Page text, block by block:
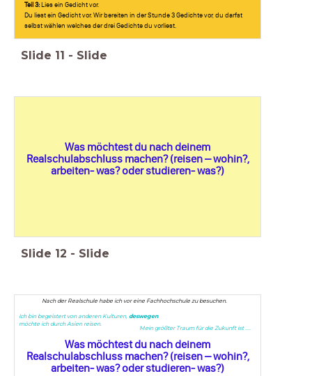
Teil 3:Lies ein Gedicht vor.
Du liest ein Gedicht vor. Wir bereiten in der Stunde 3 Gedichte vor, du darfst
selbst wählen welches der drei Gedichte du vorliest.
Slide 11 - Slide
Was möchtest du nach deinem
Realschulabschluss machen? (reisen – wohin?,
arbeiten- was? oder studieren- was?)
Slide 12 - Slide
Was möchtest du nach deinem
Realschulabschluss machen? (reisen – wohin?,
arbeiten- was? oder studieren- was?)
Ich bin begeistert von anderen Kulturen,deswegen
möchte ich durch Asien reisen.
Nach der Realschule habe ich vor eine Fachhochschule zu besuchen.
Mein größter Traum für die Zukunft ist ....